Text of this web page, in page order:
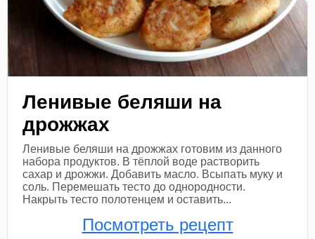
Ленивые беляши на
дрожжах
Ленивые беляши на дрожжах готовим из данного
набора продуктов. В тёплой воде растворить
сахар и дрожжи. Добавить масло. Всыпать муку и
соль. Перемешать тесто до однородности.
Накрыть тесто полотенцем и оставить...
Посмотреть рецепт